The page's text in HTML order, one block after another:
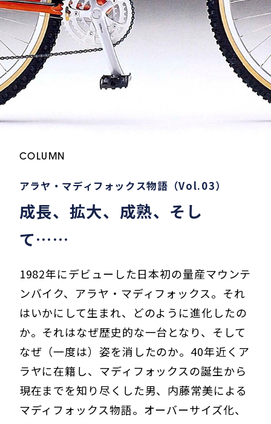
COLUMN
アラヤ・マディフォックス物語（Vol.03）
成長、拡大、成熟、そし
て……
1982年にデビューした日本初の量産マウンテ
ンバイク、アラヤ・マディフォックス。それ
はいかにして生まれ、どのように進化したの
か。それはなぜ歴史的な一台となり、そして
なぜ（一度は）姿を消したのか。40年近くア
ラヤに在籍し、マディフォックスの誕生から
現在までを知り尽くした男、内藤常美による
マディフォックス物語。オーバーサイズ化、